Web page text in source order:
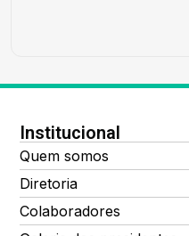
Institucional
Quem somos
Diretoria
Colaboradores